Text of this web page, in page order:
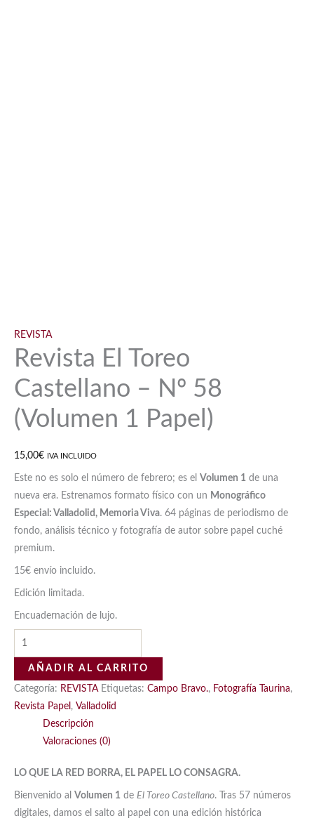
REVISTA
Revista El Toreo
Castellano – Nº 58
(Volumen 1 Papel)
15,00€ IVA INCLUIDO
Este no es solo el número de febrero; es el Volumen 1 de una
nueva era. Estrenamos formato físico con un Monográfico
Especial: Valladolid, Memoria Viva. 64 páginas de periodismo de
fondo, análisis técnico y fotografía de autor sobre papel cuché
premium.
15€ envío incluido.
Edición limitada.
Encuadernación de lujo.
Revista
El
Toreo
Castellano
-
1
Papel)
cantidad
AÑADIR AL CARRITO
Categoría: REVISTA Etiquetas: Campo Bravo., Fotografía Taurina,
Revista Papel , Valladolid
Descripción
Valoraciones (0)
LO QUE LA RED BORRA, EL PAPEL LO CONSAGRA.
Bienvenido al Volumen 1 de El Toreo Castellano. Tras 57 números
digitales, damos el salto al papel con una edición histórica